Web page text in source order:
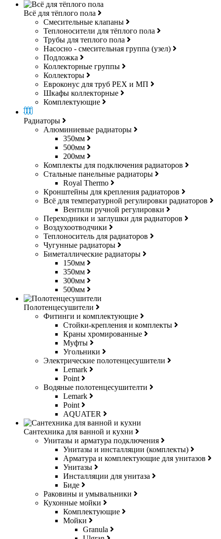
Всё для тёплого пола
Смесительные клапаны
Теплоносители для тёплого пола
Трубы для теплого пола
Насосно - смесительная группа (узел)
Подложка
Коллекторные группы
Коллекторы
Евроконус для труб РЕХ и МП
Шкафы коллекторные
Комплектующие
Радиаторы
Алюминиевые радиаторы
350мм
500мм
200мм
Комплекты для подключения радиаторов
Стальные панельные радиаторы
Royal Thermo
Кронштейны для крепления радиаторов
Всё для температурной регулировки радиаторов
Вентили ручной регулировки
Переходники и заглушки для радиаторов
Воздухоотводчики
Теплоноситель для радиаторов
Чугунные радиаторы
Биметаллические радиаторы
150мм
350мм
300мм
500мм
Полотенцесушители
Фитинги и комплектующие
Стойки-крепления и комплекты
Краны хромированные
Муфты
Угольники
Электрические полотенцесушители
Lemark
Point
Водяные полотенцесушителти
Lemark
Point
AQUATER
Сантехника для ванной и кухни
Унитазы и арматура подключения
Унитазы и инсталляции (комплекты)
Арматура и комплектующие для унитазов
Унитазы
Инсталляции для унитаза
Биде
Раковины и умывальники
Кухонные мойки
Комплектующие
Мойки
Granula